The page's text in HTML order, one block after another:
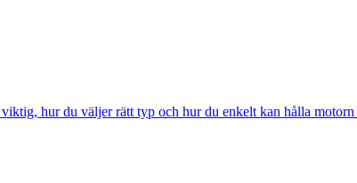
hur du väljer rätt typ och hur du enkelt kan hålla